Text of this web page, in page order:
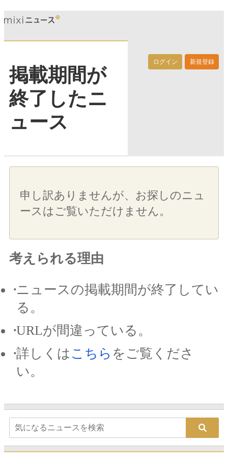
ログイン 新規登録
掲載期間が
終了したニ
ュース
申し訳ありませんが、お探しのニュ
ースはご覧いただけません。
考えられる理由
ニュースの掲載期間が終了してい
る。
URLが間違っている。
詳しくは こちら をご覧くださ
い。